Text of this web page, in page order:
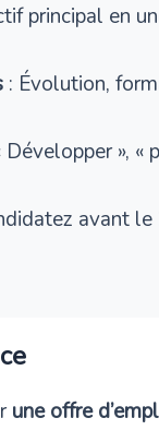
principal en
: Évolution,
Développer », «
avant le
une offre